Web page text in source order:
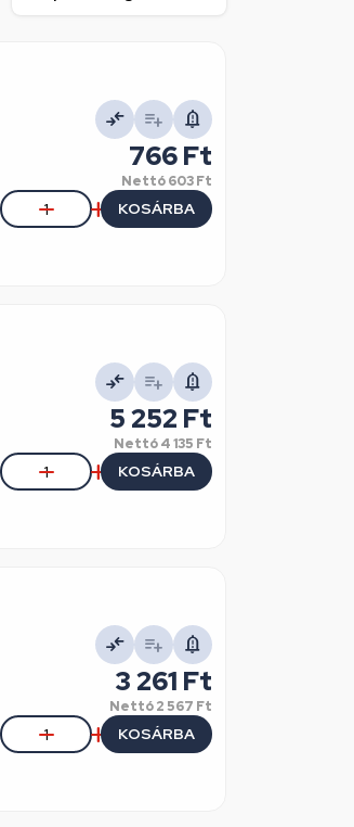
766 Ft
Nettó603 Ft
KOSÁRBA
5 252 Ft
Nettó4 135 Ft
KOSÁRBA
3 261 Ft
Nettó2 567 Ft
KOSÁRBA